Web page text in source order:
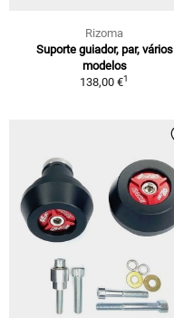
Rizoma
Suporte guiador, par, vários
modelos
138,00 €1